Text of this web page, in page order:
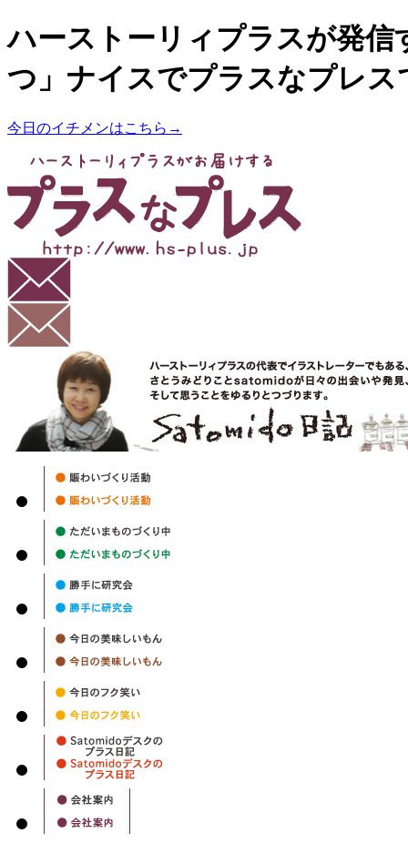
ハーストーリィプラスが発信
つ」ナイスでプラスなプレス
今日のイチメンはこちら→